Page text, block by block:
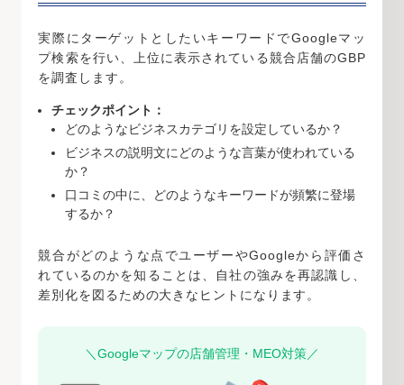
実際にターゲットとしたいキーワードでGoogleマッ
プ検索を行い、上位に表示されている競合店舗のGBP
を調査します。
チェックポイント：
どのようなビジネスカテゴリを設定しているか？
ビジネスの説明文にどのような言葉が使われている
か？
口コミの中に、どのようなキーワードが頻繁に登場
するか？
競合がどのような点でユーザーやGoogleから評価さ
れているのかを知ることは、自社の強みを再認識し、
差別化を図るための大きなヒントになります。
＼Googleマップの店舗管理・MEO対策／